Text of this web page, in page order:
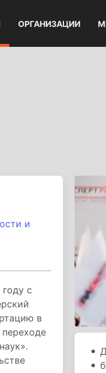
ОРГАНИЗАЦИИ
и
с
в